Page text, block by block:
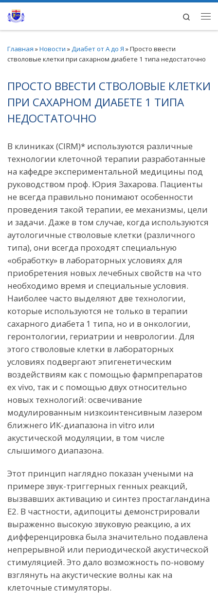
Перейти к содержимому
Search
Главная »Новости »Диабет от А до Я »Просто ввести
стволовые клетки при сахарном диабете 1 типа недостаточно
ПРОСТО ВВЕСТИ СТВОЛОВЫЕ КЛЕТКИ
ПРИ САХАРНОМ ДИАБЕТЕ 1 ТИПА
НЕДОСТАТОЧНО
В клиниках (CIRM)* используются различные
технологии клеточной терапии разработанные
на кафедре экспериментальной медицины под
руководством проф. Юрия Захарова. Пациенты
не всегда правильно понимают особенности
проведения такой терапии, ее механизмы, цели
и задачи. Даже в том случае, когда используются
аутологичные стволовые клетки (различного
типа), они всегда проходят специальную
«обработку» в лабораторных условиях для
приобретения новых лечебных свойств на что
необходимо время и специальные условия.
Наиболее часто выделяют две технологии,
которые используются не только в терапии
сахарного диабета 1 типа, но и в онкологии,
геронтологии, гериатрии и неврологии. Для
этого стволовые клетки в лабораторных
условиях подвергают эпигенетическим
воздействиям как с помощью фармпрепаратов
ex vivo, так и с помощью двух относительно
новых технологий: освечивание
модулированным низкоинтенсивным лазером
ближнего ИК-диапазона in vitro или
акустической модуляции, в том числе
слышимого диапазона.
Этот принцип наглядно показан учеными на
примере звук-триггерных генных реакций,
вызвавших активацию и синтез простагландина
E2. В частности, адипоциты демонстрировали
выраженно высокую звуковую реакцию, а их
дифференцировка была значительно подавлена ​​
непрерывной или периодической акустической
стимуляцией. Это дало возможность по-новому
взглянуть на акустические волны как на
клеточные стимуляторы.